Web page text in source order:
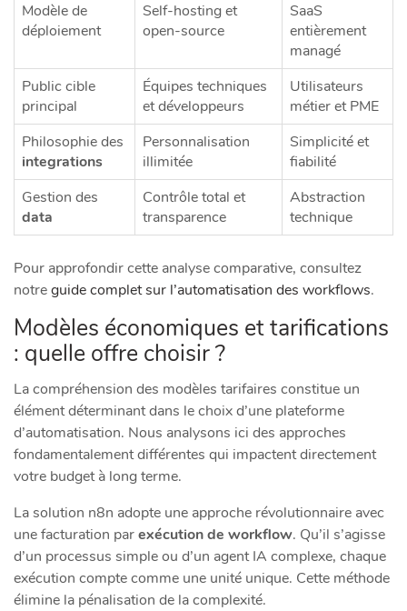
Modèle de
déploiement
Self-hosting et
open-source
SaaS
entièrement
managé
Public cible
principal
Équipes techniques
et développeurs
Utilisateurs
métier et PME
Philosophie des
integrations
Personnalisation
illimitée
Simplicité et
fiabilité
Gestion des
data
Contrôle total et
transparence
Abstraction
technique
Pour approfondir cette analyse comparative, consultez
notreguide complet sur l’automatisation des workflows.
Modèles économiques et tarifications
: quelle offre choisir ?
La compréhension des modèles tarifaires constitue un
élément déterminant dans le choix d’une plateforme
d’automatisation. Nous analysons ici des approches
fondamentalement différentes qui impactent directement
votre budget à long terme.
La solution n8n adopte une approche révolutionnaire avec
une facturation parexécution de workflow. Qu’il s’agisse
d’un processus simple ou d’un agent IA complexe, chaque
exécution compte comme une unité unique. Cette méthode
élimine la pénalisation de la complexité.